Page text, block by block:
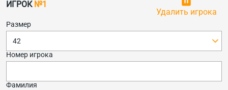
ИГРОК №1
Удалить игрока
Размер
42
Номер игрока
Фамилия